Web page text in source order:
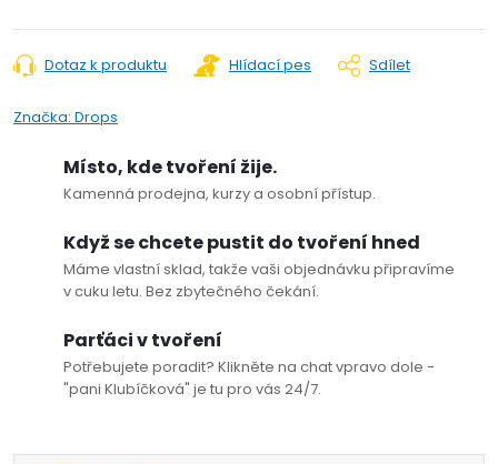
Dotaz k produktu Hlídací pes Sdílet
Značka: Drops
Místo, kde tvoření žije.
Kamenná prodejna, kurzy a osobní přístup.
Když se chcete pustit do tvoření hned
Máme vlastní sklad, takže vaši objednávku připravíme
v cuku letu. Bez zbytečného čekání.
Parťáci v tvoření
Potřebujete poradit? Klikněte na chat vpravo dole -
"pani Klubíčková" je tu pro vás 24/7.